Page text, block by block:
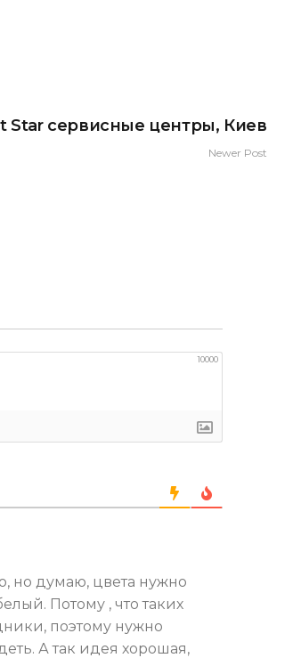
Star сервисные центры, Киев
Newer Post
10000
но думаю, цвета нужно
Потому , что таких
поэтому нужно
А так идея хорошая,